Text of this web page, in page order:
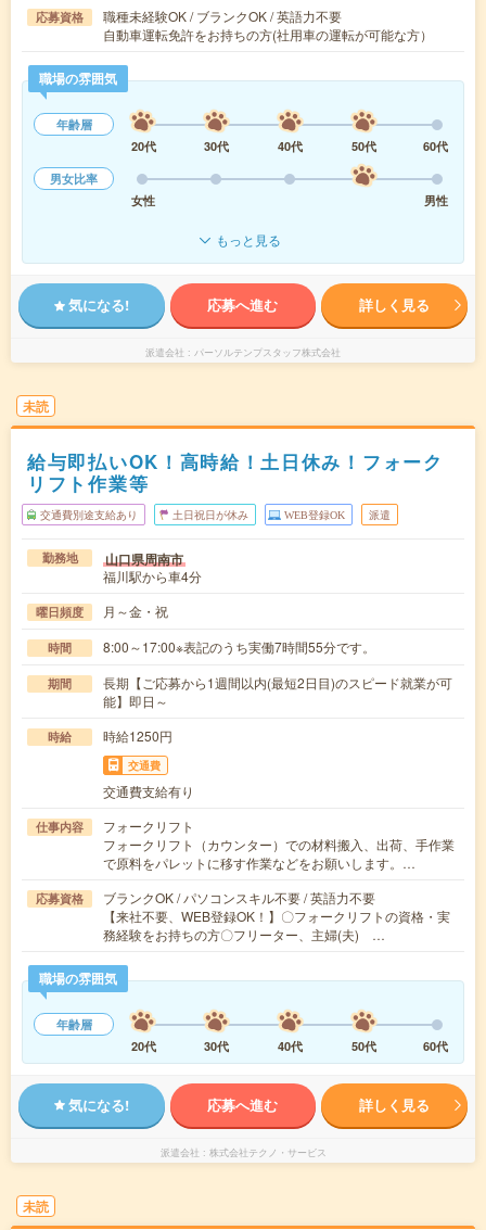
応募資格
職種未経験OK / ブランクOK / 英語力不要
自動車運転免許をお持ちの方(社用車の運転が可能な方）
職場の雰囲気
年齢層
20代
30代 40代 50代
60代
男女比率
女性
男性
もっと見る
気になる! 応募へ進む 詳しく見る
派遣会社 パーソルテンプスタッフ株式会社
未読
給与即払いOK！高時給！土日休み！フォーク
リフト作業等
交通費別途支給あり 土日祝日が休み WEB登録OK 派遣
勤務地 山口県周南市
福川駅から車4分
曜日頻度 月～金・祝
時間 8:00～17:00※表記のうち実働7時間55分です。
期間
長期【ご応募から1週間以内(最短2日目)のスピード就業が可
能】即日～
時給 時給1250円
交通費
交通費支給有り
仕事内容
フォークリフト
フォークリフト（カウンター）での材料搬入、出荷、手作業
で原料をパレットに移す作業などをお願いします。…
応募資格
ブランクOK / パソコンスキル不要 / 英語力不要
【来社不要、WEB登録OK！】〇フォークリフトの資格・実
務経験をお持ちの方〇フリーター、主婦(夫) …
職場の雰囲気
年齢層
20代
30代 40代 50代 60代
気になる! 応募へ進む 詳しく見る
派遣会社 株式会社テクノ・サービス
未読